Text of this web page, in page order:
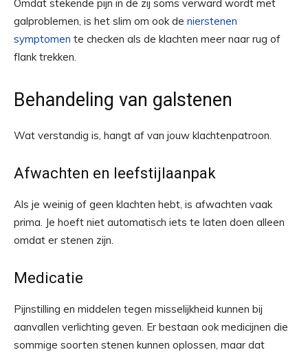
Omdat stekende pijn in de zij soms verward wordt met
galproblemen, is het slim om ook de nierstenen
symptomen te checken als de klachten meer naar rug of
flank trekken.
Behandeling van galstenen
Wat verstandig is, hangt af van jouw klachtenpatroon.
Afwachten en leefstijlaanpak
Als je weinig of geen klachten hebt, is afwachten vaak
prima. Je hoeft niet automatisch iets te laten doen alleen
omdat er stenen zijn.
Medicatie
Pijnstilling en middelen tegen misselijkheid kunnen bij
aanvallen verlichting geven. Er bestaan ook medicijnen die
sommige soorten stenen kunnen oplossen, maar dat